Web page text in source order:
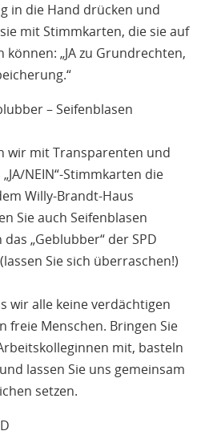
in die Hand drücken und
mit Stimmkarten, die sie auf
„JA zu Grundrechten,
– Seifenblasen
wir mit Transparenten und
NEIN“-Stimmkarten die
Willy-Brandt-Haus
Sie auch Seifenblasen
„Geblubber“ der SPD
Sie sich überraschen!)
wir alle keine verdächtigen
freie Menschen. Bringen Sie
mit, basteln
lassen Sie uns gemeinsam
setzen.